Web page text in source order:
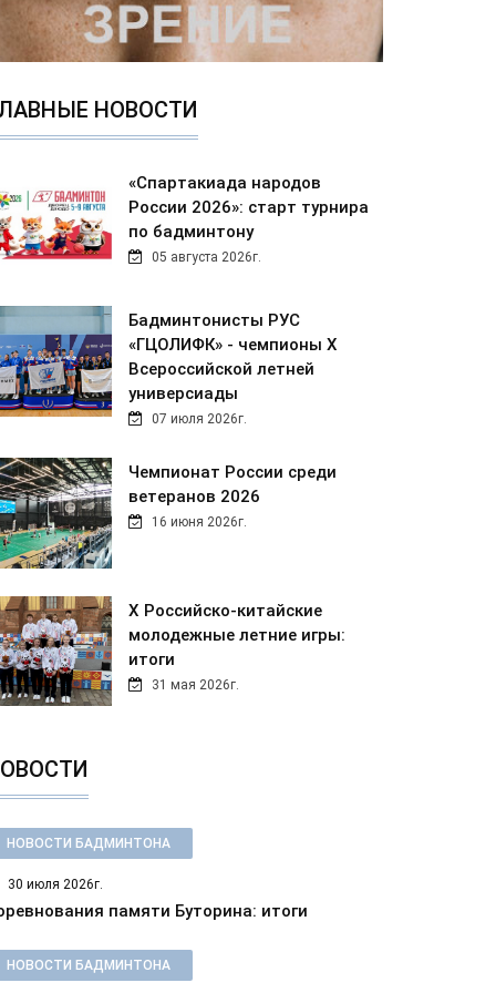
НОВОСТИ
«Спартакиада народов
России 2026»: старт турнира
по бадминтону
05 августа 2026г.
Бадминтонисты РУС
«ГЦОЛИФК» - чемпионы Х
Всероссийской летней
универсиады
07 июля 2026г.
Чемпионат России среди
ветеранов 2026
16 июня 2026г.
Х Российско-китайские
молодежные летние игры:
итоги
31 мая 2026г.
НОВОСТИ БАДМИНТОНА
30 июля 2026г.
памяти Буторина: итоги
НОВОСТИ БАДМИНТОНА